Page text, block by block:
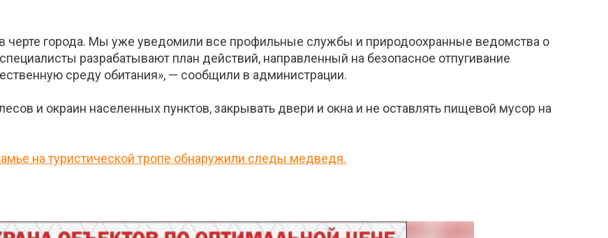
черте города. Мы уже уведомили все профильные службы и природоохранные ведомства о
разрабатывают план действий, направленный на безопасное отпугивание
среду обитания», — сообщили в администрации.
и окраин населенных пунктов, закрывать двери и окна и не оставлять пищевой мусор на
на туристической тропе обнаружили следы медведя.